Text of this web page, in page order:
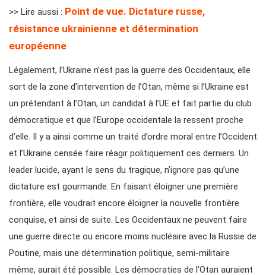
>> Lire aussi : Point de vue. Dictature russe,
résistance ukrainienne et détermination
européenne
Légalement, l’Ukraine n’est pas la guerre des Occidentaux, elle
sort de la zone d’intervention de l’Otan, même si l’Ukraine est
un prétendant à l’Otan, un candidat à l’UE et fait partie du club
démocratique et que l’Europe occidentale la ressent proche
d’elle. Il y a ainsi comme un traité d’ordre moral entre l’Occident
et l’Ukraine censée faire réagir politiquement ces derniers. Un
leader lucide, ayant le sens du tragique, n’ignore pas qu’une
dictature est gourmande. En faisant éloigner une première
frontière, elle voudrait encore éloigner la nouvelle frontière
conquise, et ainsi de suite. Les Occidentaux ne peuvent faire
une guerre directe ou encore moins nucléaire avec la Russie de
Poutine, mais une détermination politique, semi-militaire
même, aurait été possible. Les démocraties de l’Otan auraient